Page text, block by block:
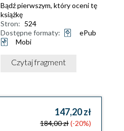
Bądź pierwszym, który oceni tę
książkę
Stron: 524
Dostępne formaty:
ePub
Mobi
Czytaj fragment
147,20 zł
184,00 zł(-20%)